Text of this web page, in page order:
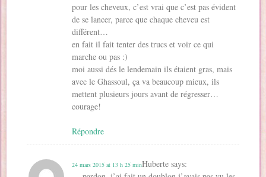
pour les cheveux, c’est vrai que c’est pas évident
de se lancer, parce que chaque cheveu est
différent…
en fait il fait tenter des trucs et voir ce qui
marche ou pas :)
moi aussi dés le lendemain ils étaient gras, mais
avec le Ghassoul, ça va beaucoup mieux, ils
mettent plusieurs jours avant de régresser…
courage!
Répondre
Huberte says:
24 mars 2015 at 13 h 25 min